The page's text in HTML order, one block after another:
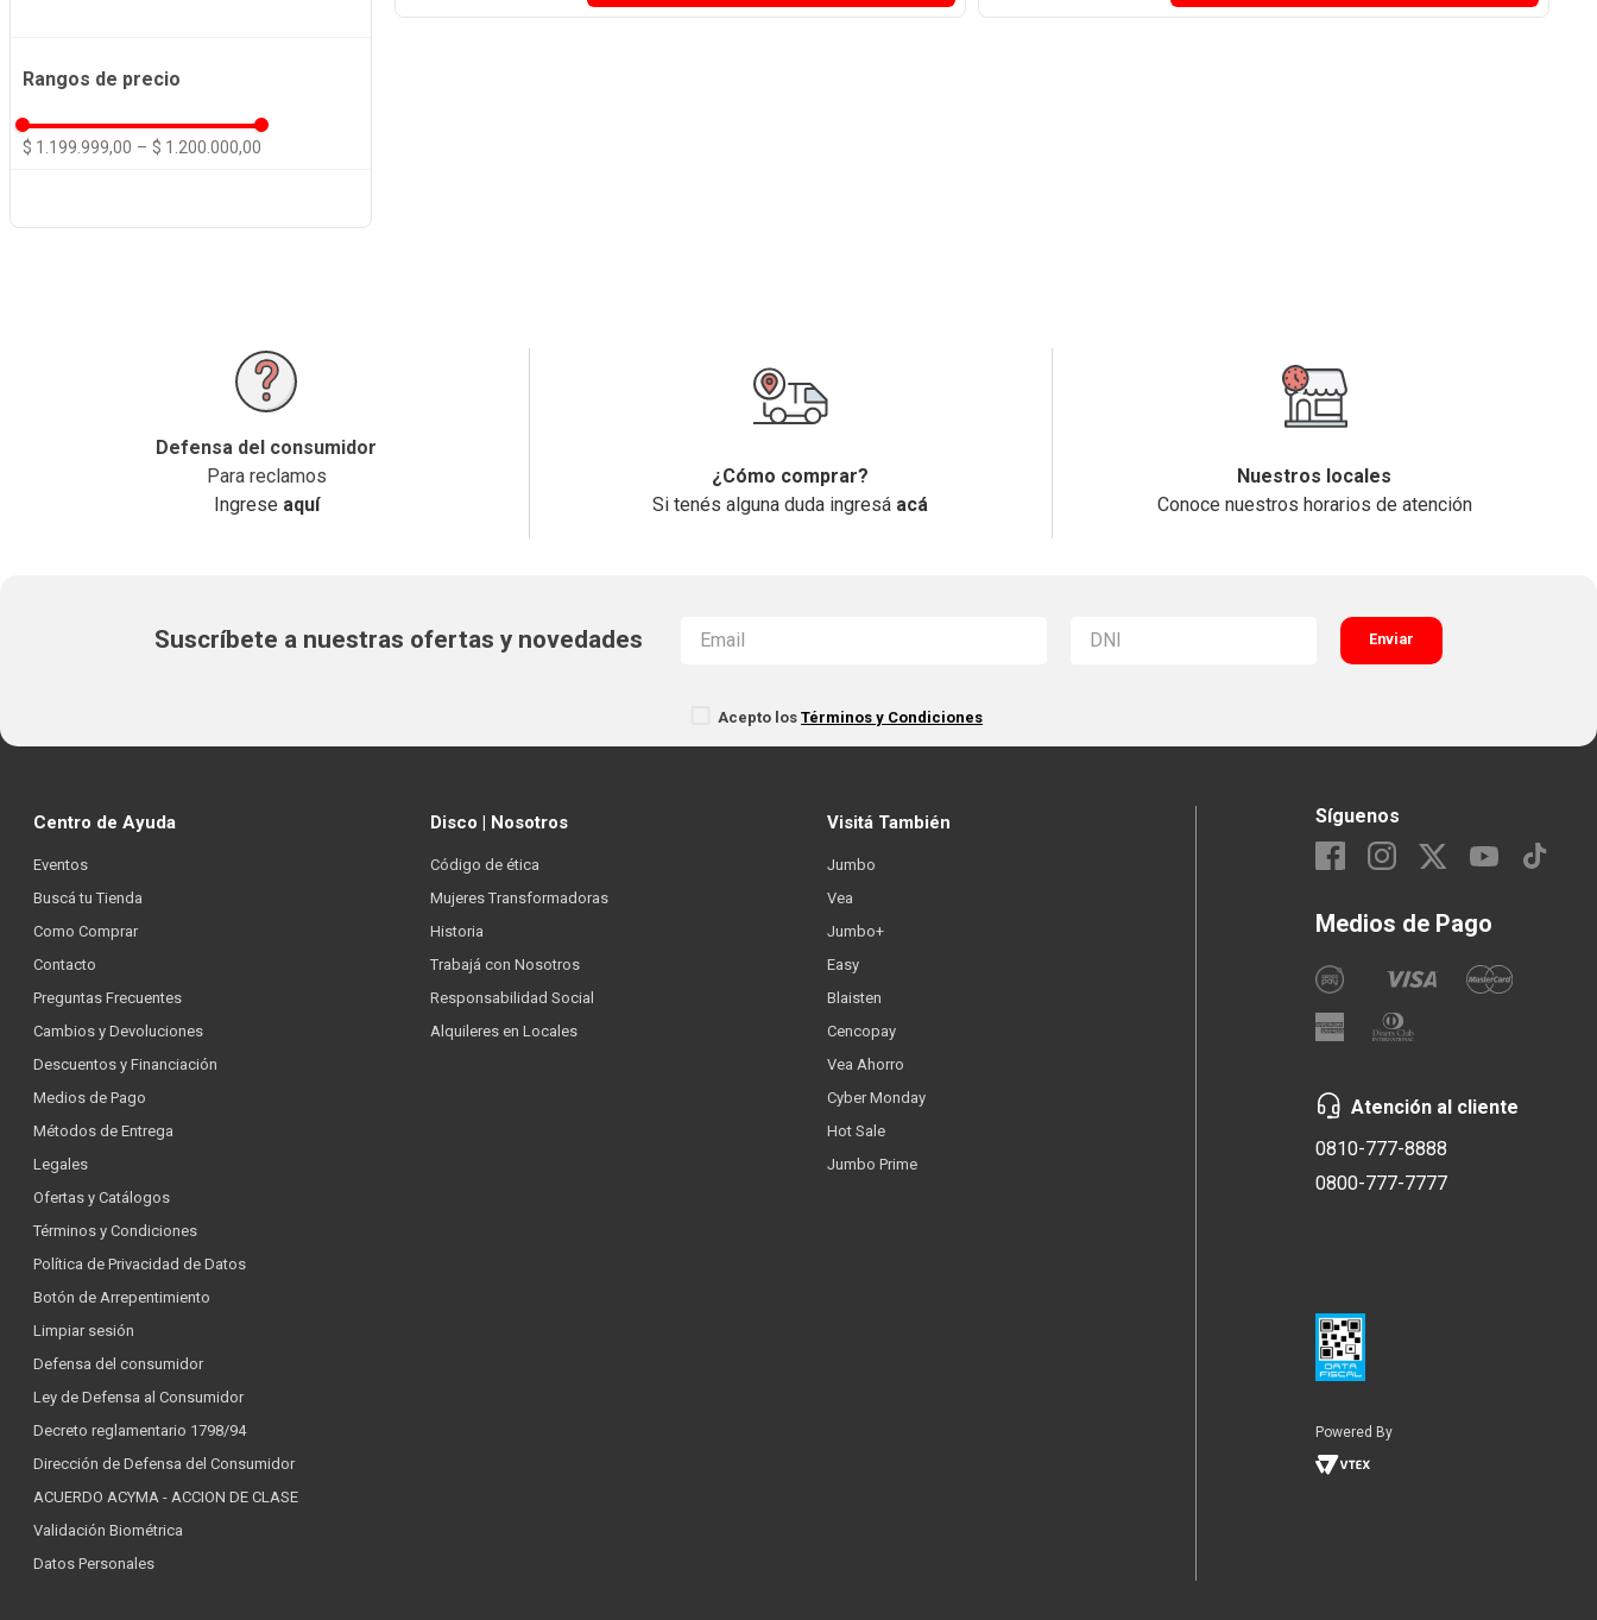
Rangos de precio
$ 1.199.999,00 – $ 1.200.000,00
Defensa del consumidor
Para reclamos
Ingrese aquí
¿Cómo comprar?
Si tenés alguna duda ingresá acá
Nuestros locales
Conoce nuestros horarios de atención
Suscríbete a nuestras ofertas y novedades Enviar
Acepto losTérminos y Condiciones
Centro de Ayuda
Eventos
Buscá tu Tienda
Como Comprar
Contacto
Preguntas Frecuentes
Cambios y Devoluciones
Descuentos y Financiación
Medios de Pago
Métodos de Entrega
Legales
Ofertas y Catálogos
Términos y Condiciones
Política de Privacidad de Datos
Botón de Arrepentimiento
Limpiar sesión
Defensa del consumidor
Ley de Defensa al Consumidor
Decreto reglamentario 1798/94
Dirección de Defensa del Consumidor
ACUERDO ACYMA - ACCION DE CLASE
Validación Biométrica
Datos Personales
Disco | Nosotros
Código de ética
Mujeres Transformadoras
Historia
Trabajá con Nosotros
Responsabilidad Social
Alquileres en Locales
Visitá También
Jumbo
Vea
Jumbo+
Easy
Blaisten
Cencopay
Vea Ahorro
Cyber Monday
Hot Sale
Jumbo Prime
Síguenos
Medios de Pago
Atención al cliente
0810-777-8888
0800-777-7777
Powered By